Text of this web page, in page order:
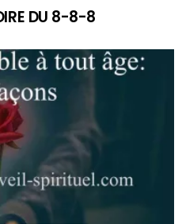
DU 8-8-8